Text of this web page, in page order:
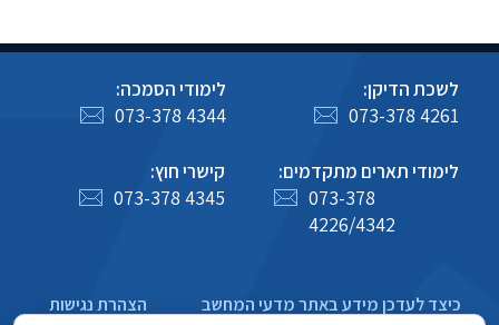
לשכת הדיקן:
073-378 4261
לימודי הסמכה:
073-378 4344
לימודי תארים מתקדמים:
073-378
4226/4342
קישרי חוץ:
073-378 4345
כיצד לעדכן מידע באתר מדעי המחשב הצהרת נגישות